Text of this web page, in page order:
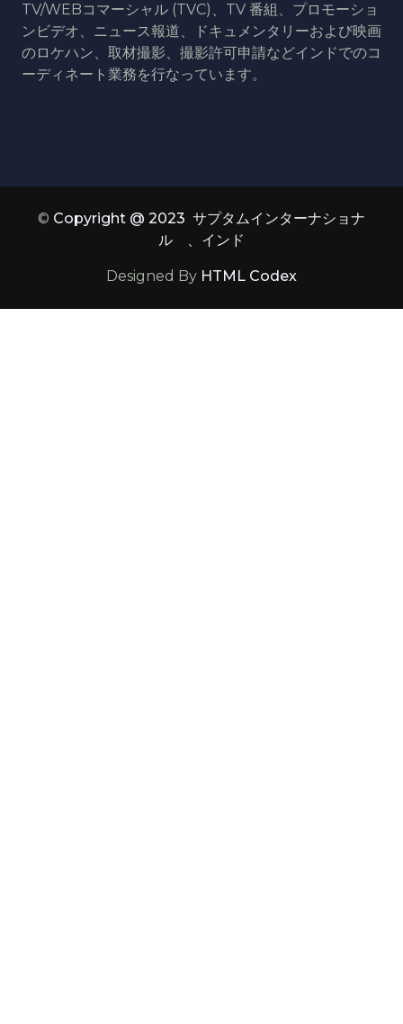
TV/WEBコマーシャル (TVC)、TV 番組、プロモーショ
ンビデオ、ニュース報道、ドキュメンタリーおよび映画
のロケハン、取材撮影、撮影許可申請などインドでのコ
ーディネート業務を行なっています。
© Copyright @ 2023 サプタムインターナショナ
ル 、インド
Designed By HTML Codex